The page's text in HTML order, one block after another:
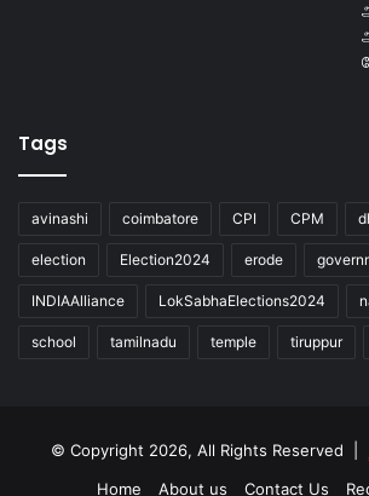
Tags
avinashi coimbatore CPI CPM
election Election2024 erode
INDIAAlliance LokSabhaElections2024
school tamilnadu temple tiruppur
© Copyright 2026, All Rights Reserved |
Home
About us Contact Us